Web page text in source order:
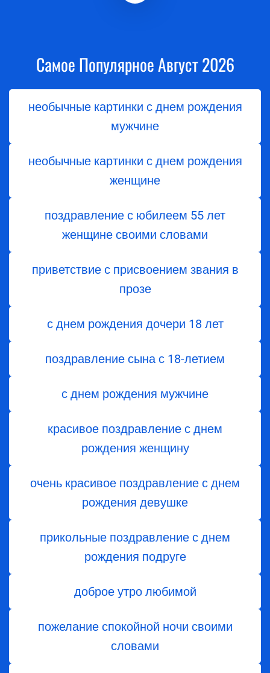
Самое Популярное Август 2026
необычные картинки с днем рождения
мужчине
необычные картинки с днем рождения
женщине
поздравление с юбилеем 55 лет
женщине своими словами
приветствие с присвоением звания в
прозе
с днем ​​рождения дочери 18 лет
поздравление сына с 18-летием
с днем рождения мужчине
красивое поздравление с днем
рождения женщину
очень красивое поздравление с днем
рождения девушке
прикольные поздравление с днем
рождения подруге
доброе утро любимой
пожелание спокойной ночи своими
словами